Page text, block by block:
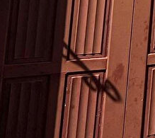
SUR LE PRE.
chez-vous : une maison qui
vous offre tout ce dont
espace de vie lumineux et
vous accueillent. En